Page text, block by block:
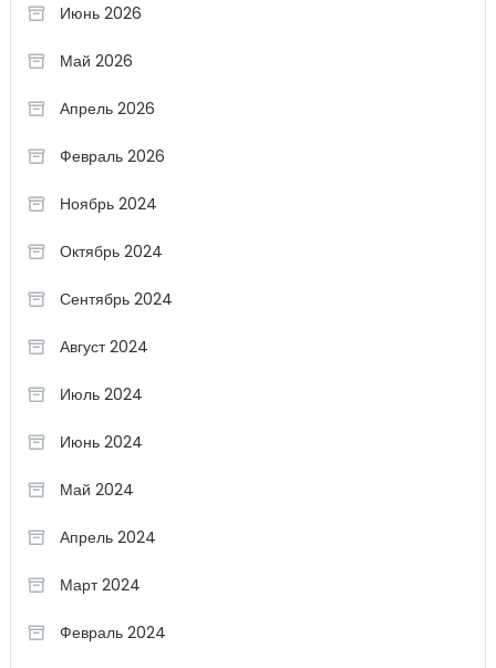
Июнь 2026
Май 2026
Апрель 2026
Февраль 2026
Ноябрь 2024
Октябрь 2024
Сентябрь 2024
Август 2024
Июль 2024
Июнь 2024
Май 2024
Апрель 2024
Март 2024
Февраль 2024